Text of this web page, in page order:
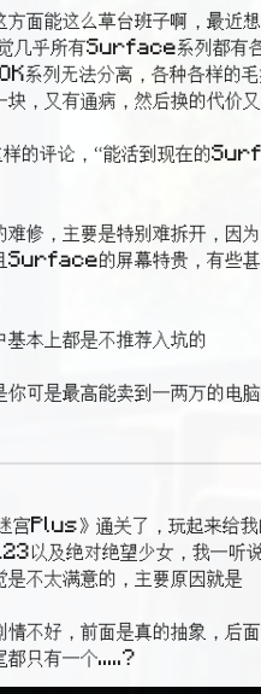
方面能这么草台班子啊，最
几乎所有Surface系列都有
系列无法分离，各种各样的
，又有通病，然后换的代价
样的评论，“能活到现在的
，主要是特别难拆开，因为
Surface的屏幕特贵，有些甚
本上都是不推荐入坑的
可是最高能卖到一两万的电
宫Plus》通关了，玩起来给
以及绝对绝望少女，我一听
不太满意的，主要原因就是
不好，前面是真的抽象，后
都只有一个.....?